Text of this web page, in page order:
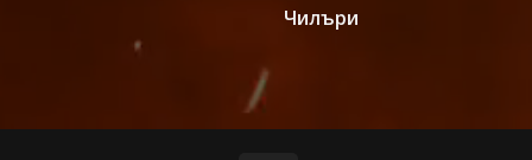
Чилъри